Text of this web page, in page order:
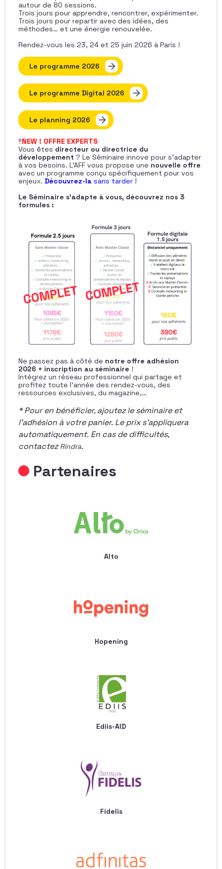
autour de 80 sessions.
Trois jours pour apprendre, rencontrer, expérimenter.
Trois jours pour repartir avec des idées, des
méthodes… et une énergie renouvelée.
Rendez-vous les 23, 24 et 25 juin 2026 à Paris !
Le programme 2026
Le programme Digital 2026
Le planning 2026
‼️NEW ! OFFRE EXPERTS
Vous êtes directeur ou directrice du
développement ? Le Séminaire innove pour s’adapter
à vos besoins. L’AFF vous propose une nouvelle offre
avec un programme conçu spécifiquement pour vos
enjeux. Découvrez-la sans tarder !
Le Séminaire s’adapte à vous, découvrez nos 3
formules :
Ne passez pas à côté de notre offre adhésion
2026 + inscription au séminaire !
Intégrez un réseau professionnel qui partage et
profitez toute l’année des rendez-vous, des
ressources exclusives, du magazine,…
* Pour en bénéficier, ajoutez le séminaire et
l’adhésion à votre panier. Le prix s’appliquera
automatiquement. En cas de difficultés,
contactezRindra.
Partenaires
Alto
Hopening
Ediis-AID
Fidelis